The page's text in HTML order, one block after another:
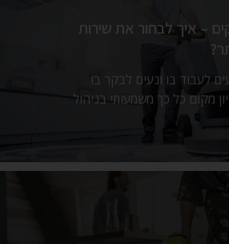
– איך לבחור את שירות
לעבוד בו ונעים לבקר בו
מקום כל כך משמעותי בניהול